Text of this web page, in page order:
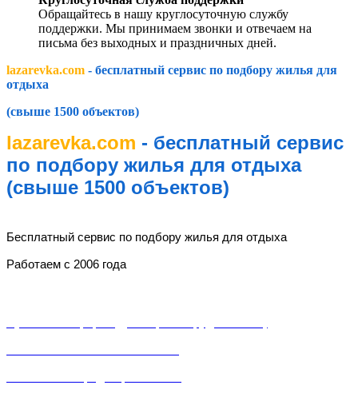
Обращайтесь в нашу круглосуточную службу
поддержки. Мы принимаем звонки и отвечаем на
письма без выходных и праздничных дней.
lazarevka.com - бесплатный сервис по подбору жилья для
отдыха
(свыше 1500 объектов)
lazarevka.com - бесплатный сервис
по подбору жилья для отдыха
(свыше 1500 объектов)
Бесплатный сервис по подбору жилья для отдыха
Работаем с 2006 года